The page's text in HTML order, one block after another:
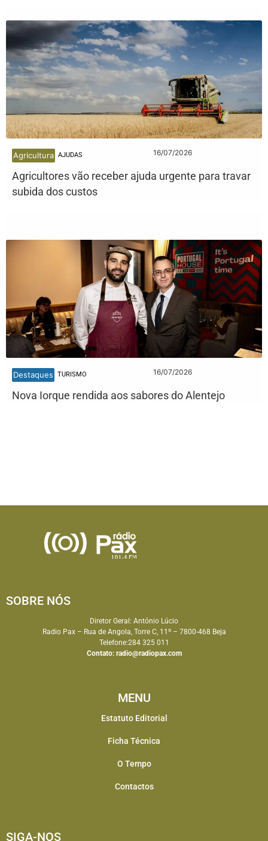
Agricultura AJUDAS 16/07/2026
Agricultores vão receber ajuda urgente para travar
subida dos custos
Destaques TURISMO 16/07/2026
Nova Iorque rendida aos sabores do Alentejo
SOBRE NÓS
Diretor Geral: António Lúcio
Radio Pax – Rua de Angola, Torre C, 11º – 7800-468 Beja
Telefone:284 325 011
Contato: radio@radiopax.com
SIGA-NOS
MENU
Estatuto Editorial
Ficha Técnica
O Tempo
Contactos